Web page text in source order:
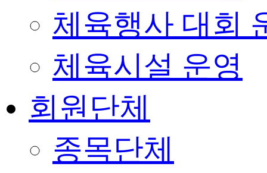
체육행사 대회
체육시설 운영
회원단체
종목단체